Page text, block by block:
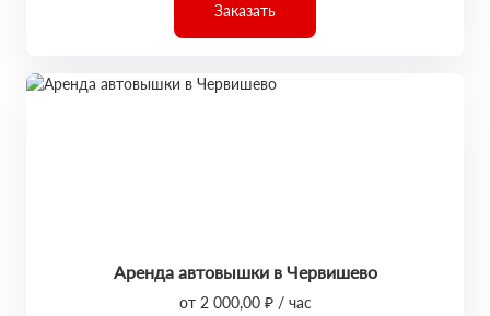
Заказать
Аренда автовышки в Червишево
от 2 000,00 ₽ / час